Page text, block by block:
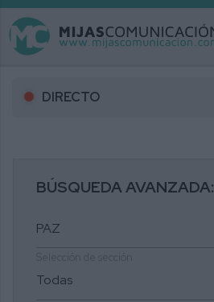
DIRECTO
BÚSQUEDA AVANZADA: